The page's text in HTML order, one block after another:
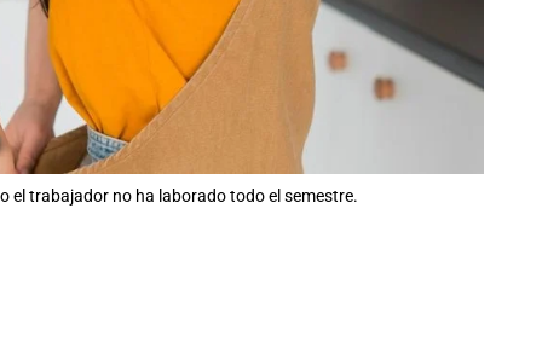
el trabajador no ha laborado todo el semestre.